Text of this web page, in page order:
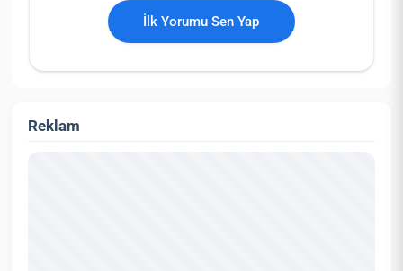
İlk Yorumu Sen Yap
Reklam